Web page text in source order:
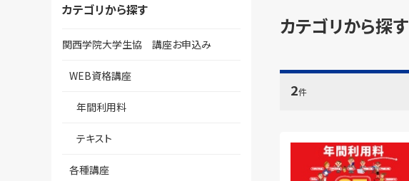
カテゴリから探す
関西学院大学生協 講座お申込み
WEB資格講座
年間利用料
テキスト
各種講座
カテゴリから探す
2件